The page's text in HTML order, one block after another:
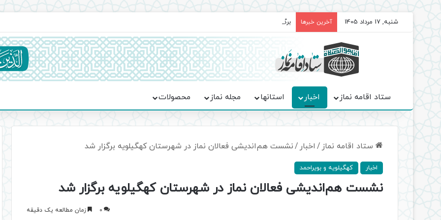
شنبه, 17 مرداد 1405 آخرین خبرها برگزاری باشکوه نمازهای جماعت در موکب فاطمه الزهرا (س)
ستاد اقامه نماز اخبار استانها مجله نماز محصولات
ستاد اقامه نماز / اخبار /نشست هم‌اندیشی فعالان نماز در شهرستان کهگیلویه برگزار شد
اخبار کهگیلویه و بویراحمد
نشست هم‌اندیشی فعالان نماز در شهرستان کهگیلویه برگزار شد
0 زمان مطالعه یک دقیقه